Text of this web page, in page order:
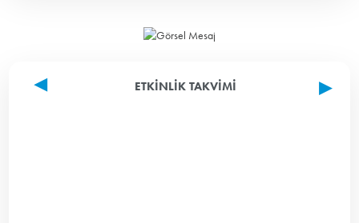
ETKINLIK TAKVIMI